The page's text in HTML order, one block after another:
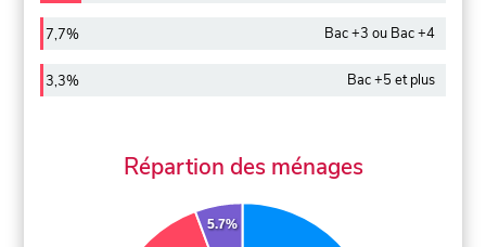
7,7% Bac +3 ou Bac +4
3,3% Bac +5 et plus
Répartion des ménages
5.7%